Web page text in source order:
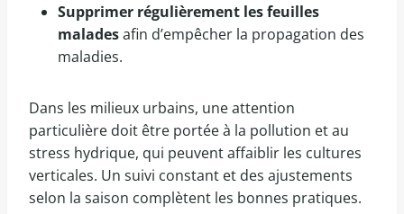
Supprimer régulièrement les feuilles
maladesafin d’empêcher la propagation des
maladies.
Dans les milieux urbains, une attention
particulière doit être portée à la pollution et au
stress hydrique, qui peuvent affaiblir les cultures
verticales. Un suivi constant et des ajustements
selon la saison complètent les bonnes pratiques.